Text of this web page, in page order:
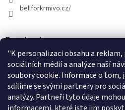
"K personalizaci obsahu a
sociálních médií a analýze naší
soubory cookie. Informace o tom,
sdílíme se svými partnery pro
analýzy. Partneři tyto údaje
bellforkrmivo.cz/
Facebook
Instagram